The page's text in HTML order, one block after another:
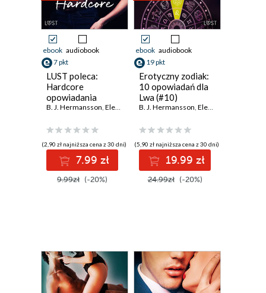
ebook audiobook
7 pkt
LUST poleca:
Hardcore
opowiadania
erotyczne
B. J. Hermansson, Elena Lund ,Alicia Luz,SheWolf,Annah Viki M.
(2,90 zł najniższa cena z 30 dni)
7.99 zł
9.99zł (-20%)
ebook audiobook
19 pkt
Erotyczny zodiak:
10 opowiadań dla
Lwa (#10)
B. J. Hermansson, Elena Lund
(5,90 zł najniższa cena z 30 dni)
19.99 zł
24.99zł (-20%)